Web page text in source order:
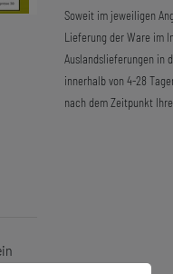
Soweit im jeweiligen
Lieferung der Ware im
Auslandslieferungen in
innerhalb von 4-28
nach dem Zeitpunkt